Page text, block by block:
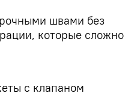
швами без
которые сложно
с клапаном